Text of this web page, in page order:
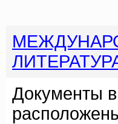
Документы